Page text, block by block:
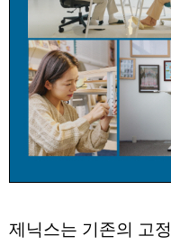
제닉스는 기존의 고